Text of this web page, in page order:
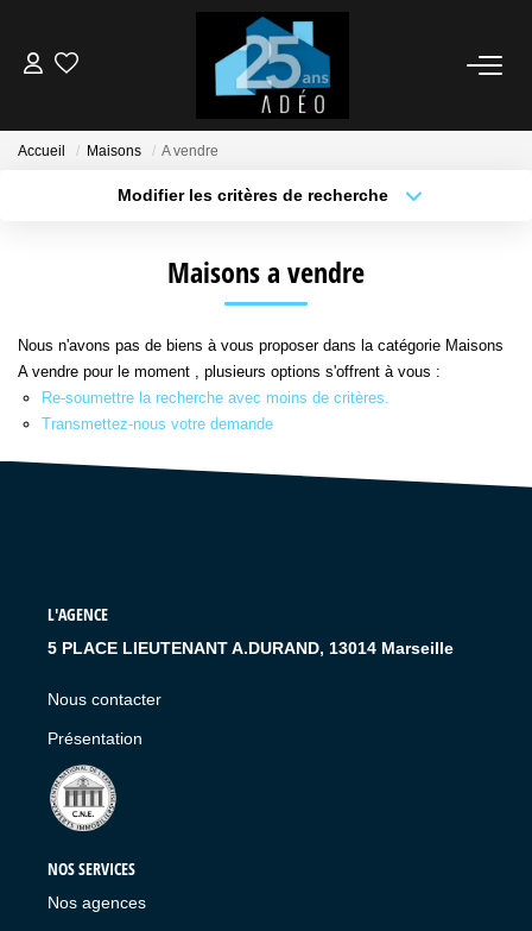
VENDEUR
ACQUÉREUR
LOCATIONS
NOS AGENCES
ÉTUDE FINANCIÈRE
BIENS VENDUS
Accueil Maisons A vendre
Modifier les critères de recherche
Budget max Plus de critères
Maisons a vendre
Nous n'avons pas de biens à vous proposer dans la catégorie Maisons
A vendre pour le moment , plusieurs options s'offrent à vous :
Re-soumettre la recherche avec moins de critères.
Transmettez-nous votre demande
L'AGENCE
5 PLACE LIEUTENANT A.DURAND, 13014 Marseille
Nous contacter
Présentation
NOS SERVICES
Nos agences